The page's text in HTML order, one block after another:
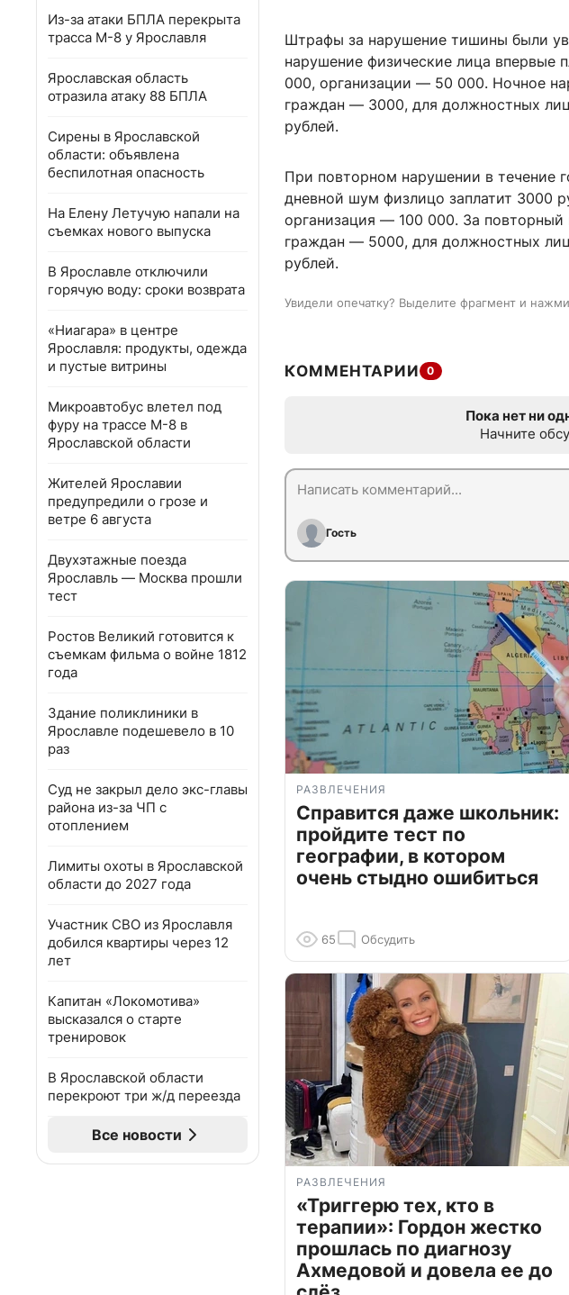
Из-за атаки БПЛА перекрыта
трасса М-8 у Ярославля
Ярославская область
отразила атаку 88 БПЛА
Сирены в Ярославской
области: объявлена
беспилотная опасность
На Елену Летучую напали на
съемках нового выпуска
В Ярославле отключили
горячую воду: сроки возврата
«Ниагара» в центре
Ярославля: продукты, одежда
и пустые витрины
Микроавтобус влетел под
фуру на трассе М-8 в
Ярославской области
Жителей Ярославии
предупредили о грозе и
ветре 6 августа
Двухэтажные поезда
Ярославль — Москва прошли
тест
Ростов Великий готовится к
съемкам фильма о войне 1812
года
Здание поликлиники в
Ярославле подешевело в 10
раз
Суд не закрыл дело экс-главы
района из-за ЧП с
отоплением
Лимиты охоты в Ярославской
области до 2027 года
Участник СВО из Ярославля
добился квартиры через 12
лет
Капитан «Локомотива»
высказался о старте
тренировок
В Ярославской области
перекроют три ж/д переезда
Все новости
Штрафы за нарушение тишины были
нарушение физические лица впервые
000, организации — 50 000. Ночное
граждан — 3000, для должностных
рублей.
При повторном нарушении в течение
дневной шум физлицо заплатит 3000
организация — 100 000. За
граждан — 5000, для должностных
рублей.
Увидели опечатку? Выделите фрагмент и
КОММЕНТАРИИ 0
Пока нет ни
Начните
Гость
РАЗВЛЕЧЕНИЯ
Справится даже школьник:
пройдите тест по
географии, в котором
очень стыдно ошибиться
65 Обсудить
РАЗВЛЕЧЕНИЯ
«Триггерю тех, кто в
терапии»: Гордон жестко
прошлась по диагнозу
Ахмедовой и довела ее до